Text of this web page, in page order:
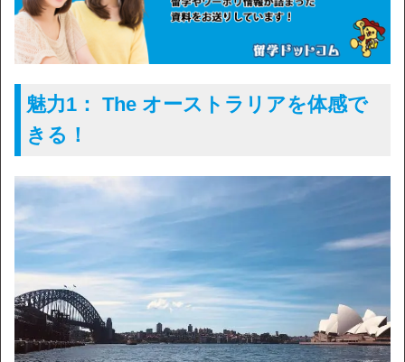
魅力1： The オーストラリアを体感で
きる！